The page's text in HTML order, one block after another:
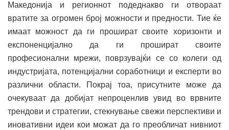
Македонија и регионнот подеднакво ги отвораат
вратите за огромен број можности и предности. Тие ќе
имаат можност да ги прошират своите хоризонти и
експоненцијално да ги прошират своите
професионални мрежи, поврзувајќи се со колеги од
индустријата, потенцијални соработници и експерти во
различни области. Покрај тоа, присутните може да
очекуваат да добијат непроценлив увид во врвните
трендови и стратегии, стекнување свежи перспективи и
иновативни идеи кои можат да го преобличат нивниот